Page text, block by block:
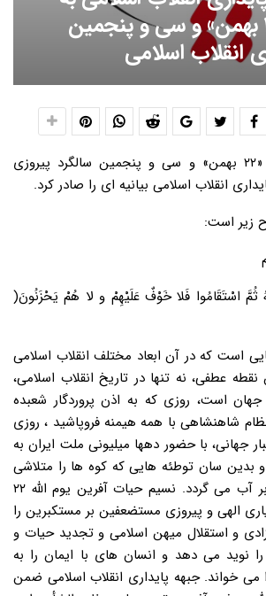
مناسبت «۲۲ بهمن» و سی و پنجمین
انقلاب اسلامی
همزمان با فرارسیدن «۲۲ بهمن» و سی و پنجمین سالگرد پیروزی
انقلاب اسلامی بیانیه ای را صادر کرد.
زیر است:
ثُمَّ اسْتَقَامُوا فَلا خَوْفٌ عَلَیْهِمْ و لا هُمْ یَحْزَنُونَ(
است که در آن ابعاد مختلف انقلاب اسلامی
است. ۲۲ بهمن نقطه عطفی، نه تنها در تاریخ انقلاب اسلامی،
جهان است، روزی که به اذن پروردگار شعبده
شاهنشاهی با همه هیمنه فروپاشید ، روزی
جهانی، با حضور دهها میلیونی ملت ایران به
بدین سان توطئه هایی که کوه ها را متلاشی
می کند یکباره نقش بر آب می گردد. نسیم حیات آفرین یوم الله ۲۲
الهی و پیروزی مستضعفین بر مستکبرین را
و استقلال میهن اسلامی و تجدید حیات و
را نوید می دهد و انسان های با ایمان را به
می خواند. جبهه پایداری انقلاب اسلامی ضمن